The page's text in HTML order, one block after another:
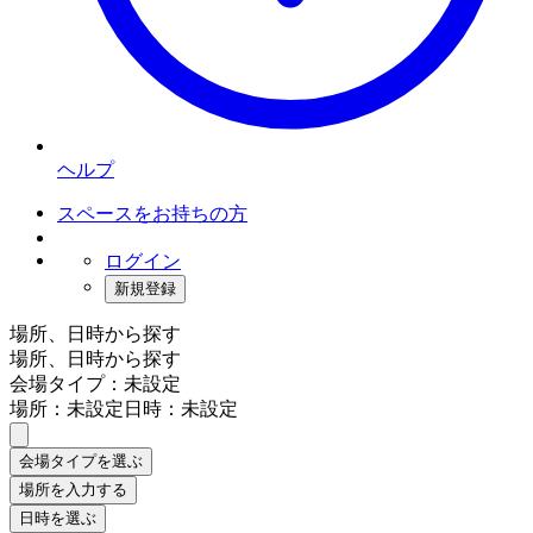
ヘルプ
スペースをお持ちの方
ログイン
新規登録
場所、日時から探す
場所、日時から探す
会場タイプ：未設定
場所：未設定日時：未設定
会場タイプを選ぶ
場所を入力する
日時を選ぶ